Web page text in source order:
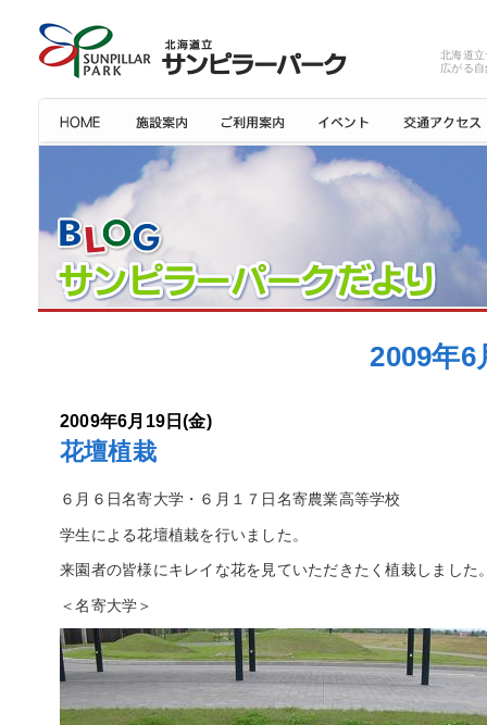
北海道
広がる
2009年
2009年6月19日(金)
花壇植栽
６月６日名寄大学・６月１７日名寄農業高等学校
学生による花壇植栽を行いました。
来園者の皆様にキレイな花を見ていただきたく植栽しました
＜名寄大学＞